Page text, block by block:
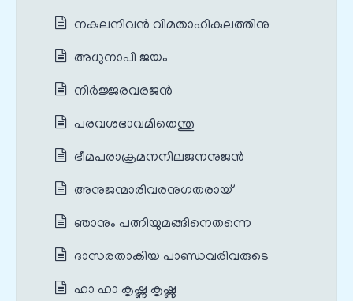
നകുലനിവന്‍ വിമതാഹികുലത്തിനു
അധുനാപി ജയം
നിര്‍ജ്ജരവരജന്‍
പരവശഭാവമിതെന്തു
ഭീമപരാക്രമനനിലജനനുജന്‍
അനുജന്മാരിവരനുഗതരായ്
ഞാനും പത്നിയുമങ്ങിനെതന്നെ
ദാസരതാകിയ പാണ്ഡവരിവരുടെ
ഹാ ഹാ കൃഷ്ണ കൃഷ്ണ